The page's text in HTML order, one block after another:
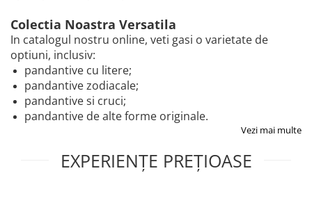
Colectia Noastra Versatila
In catalogul nostru online, veti gasi o varietate de
optiuni, inclusiv:
pandantive cu litere;
pandantive zodiacale;
pandantive si cruci;
pandantive de alte forme originale.
Vezi mai multe
EXPERIENȚE PREȚIOASE